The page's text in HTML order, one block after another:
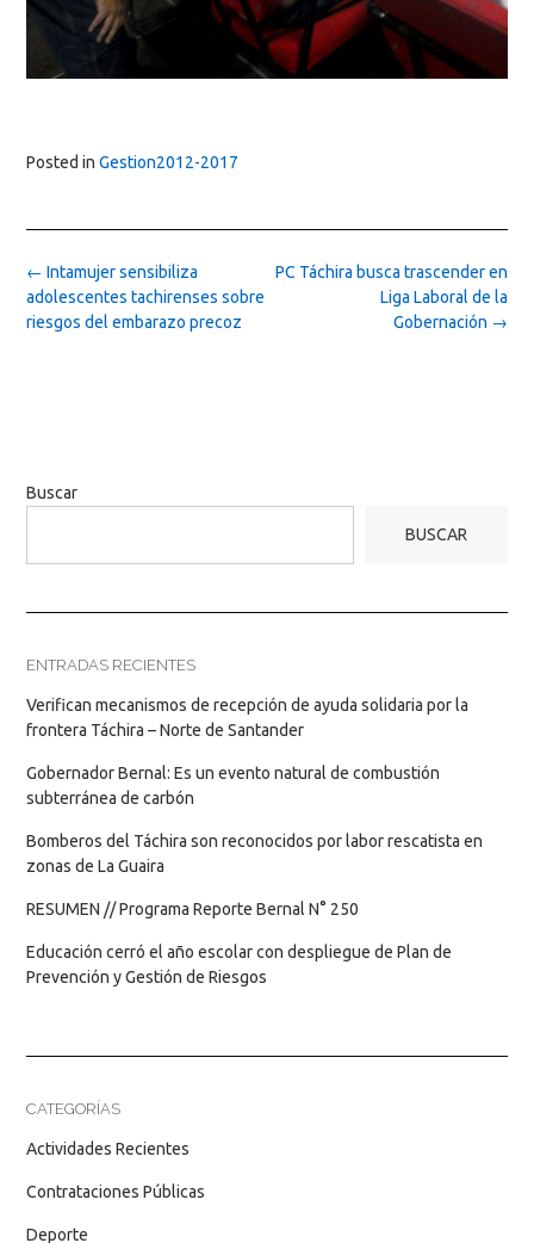
Posted in Gestion2012-2017
Post
navigation
PC Táchira busca trascender en
Liga Laboral de la
Gobernación →
← Intamujer sensibiliza
adolescentes tachirenses sobre
riesgos del embarazo precoz
Buscar
BUSCAR
ENTRADAS RECIENTES
Verifican mecanismos de recepción de ayuda solidaria por la
frontera Táchira – Norte de Santander
Gobernador Bernal: Es un evento natural de combustión
subterránea de carbón
Bomberos del Táchira son reconocidos por labor rescatista en
zonas de La Guaira
RESUMEN // Programa Reporte Bernal N° 250
Educación cerró el año escolar con despliegue de Plan de
Prevención y Gestión de Riesgos
CATEGORÍAS
Actividades Recientes
Contrataciones Públicas
Deporte